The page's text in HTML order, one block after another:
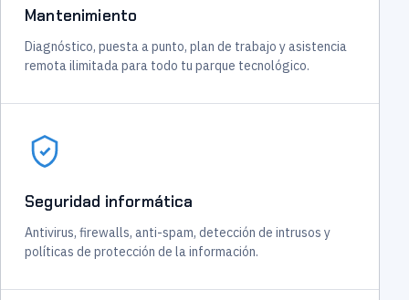
Mantenimiento
Diagnóstico, puesta a punto, plan de trabajo y asistencia
remota ilimitada para todo tu parque tecnológico.
Seguridad informática
Antivirus, firewalls, anti-spam, detección de intrusos y
políticas de protección de la información.